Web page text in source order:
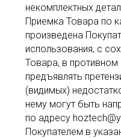
некомплектных
Приемка Товара по
произведена
использования, с
Товара, в противном
предъявлять
(видимых)
нему могут быть
по адресу
Покупателем в